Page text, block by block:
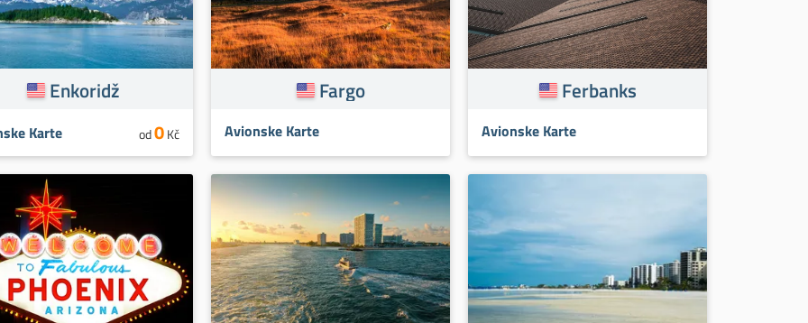
Enkoridž
Karte od0Kč
Fargo
Avionske Karte
Ferbanks
Avionske Karte